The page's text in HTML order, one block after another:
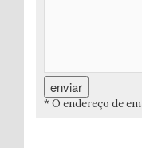
* O endereço de